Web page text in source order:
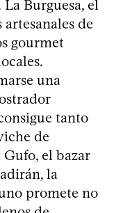
Burguesa, el
de
gourmet
una
tanto
de
el bazar
la
promete no